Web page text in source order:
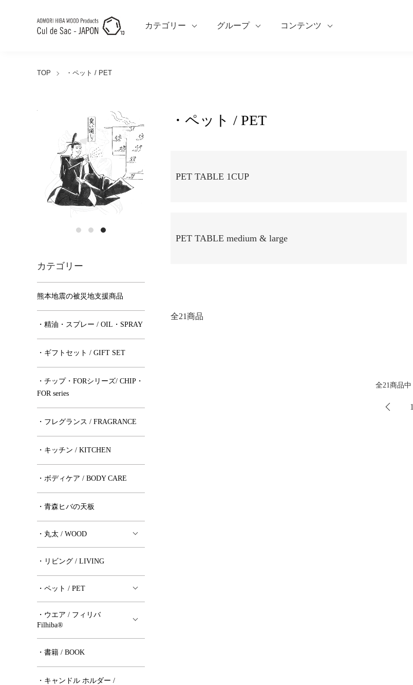
カテゴリー グループ コンテンツ
TOP ・ペット / PET
・ペット / PET
PET TABLE 1CUP
PET TABLE medium & large
全21商品
全21商品中
1
カテゴリー
熊本地震の被災地支援商品
・精油・スプレー / OIL・SPRAY
・ギフトセット / GIFT SET
・チップ・FORシリーズ/ CHIP・
FOR series
・フレグランス / FRAGRANCE
・キッチン / KITCHEN
・ボディケア / BODY CARE
・青森ヒバの天板
・丸太 / WOOD
・リビング / LIVING
・ペット / PET
・ウエア / フィリバ
Filhiba®︎
・書籍 / BOOK
・キャンドル ホルダー /